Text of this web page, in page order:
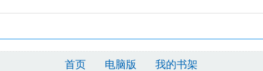
首页 电脑版 我的书架